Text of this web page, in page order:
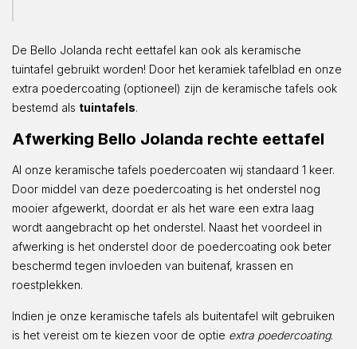
De Bello Jolanda recht eettafel kan ook als keramische
tuintafel gebruikt worden! Door het keramiek tafelblad en onze
extra poedercoating (optioneel) zijn de keramische tafels ook
bestemd als tuintafels.
Afwerking Bello Jolanda rechte eettafel
Al onze keramische tafels poedercoaten wij standaard 1 keer.
Door middel van deze poedercoating is het onderstel nog
mooier afgewerkt, doordat er als het ware een extra laag
wordt aangebracht op het onderstel. Naast het voordeel in
afwerking is het onderstel door de poedercoating ook beter
beschermd tegen invloeden van buitenaf, krassen en
roestplekken.
Indien je onze keramische tafels als buitentafel wilt gebruiken
is het vereist om te kiezen voor de optie extra poedercoating.